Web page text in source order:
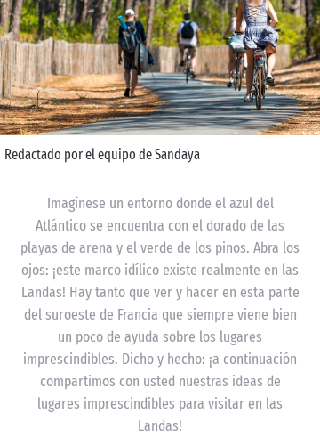
Redactado por el equipo de Sandaya
Imagínese un entorno donde el azul del
Atlántico se encuentra con el dorado de las
playas de arena y el verde de los pinos. Abra los
ojos: ¡este marco idílico existe realmente en las
Landas! Hay tanto que ver y hacer en esta parte
del suroeste de Francia que siempre viene bien
un poco de ayuda sobre los lugares
imprescindibles. Dicho y hecho: ¡a continuación
compartimos con usted nuestras ideas de
lugares imprescindibles para visitar en las
Landas!